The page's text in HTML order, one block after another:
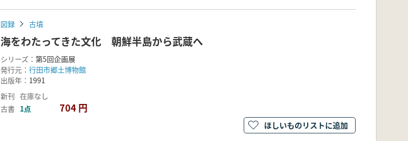
図録 古墳
海をわたってきた文化 朝鮮半島から武蔵へ
シリーズ： 第5回企画展
発行元： 行田市郷土博物館
出版年： 1991
新刊 在庫なし
古書 1点 704 円
ほしいものリストに追加